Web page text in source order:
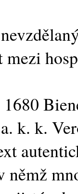
mezi
k. k.
němž